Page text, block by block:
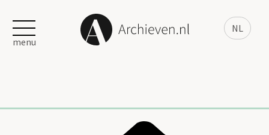
NL
menu